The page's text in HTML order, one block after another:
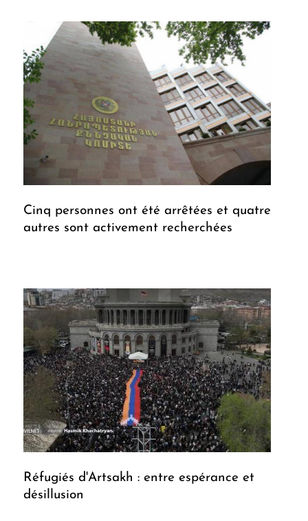
Cinq personnes ont été arrêtées et quatre
autres sont activement recherchées
Réfugiés d'Artsakh : entre espérance et
désillusion